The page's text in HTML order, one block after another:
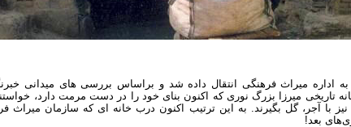
اداره میراث فرهنگی انتقال داده شد و براساس بررسی های میدانی
تاریخی میرزا بزرگ نوری که اکنون بنای خود را در دست مرمت دارد،
با آجر، گل بگیرند. به این ترتیب اکنون درب خانه ای که سازمان
بعد!